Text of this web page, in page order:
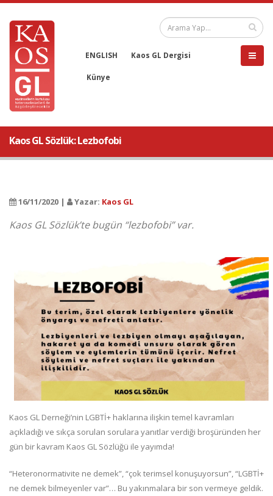
ENGLISH Kaos GL Dergisi
Künye
Kaos GL Sözlük: Lezbofobi
16/11/2020 | Yazar: Kaos GL
Kaos GL Sözlük’te bugün “lezbofobi” var.
Kaos GL Derneği’nin LGBTİ+ haklarına ilişkin temel kavramları
açıkladığı ve sıkça sorulan sorulara yanıtlar verdiği broşüründen her
gün bir kavram Kaos GL Sözlüğü ile yayımda!
“Heteronormativite ne demek”, “çok terimsel konuşuyorsun”, “LGBTİ+
ne demek bilmeyenler var”… Bu yakınmalara bir son vermeye geldik.